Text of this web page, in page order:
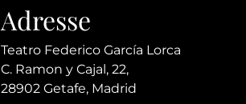
Adresse
Teatro Federico García Lorca
C. Ramon y Cajal, 22,
28902 Getafe, Madrid